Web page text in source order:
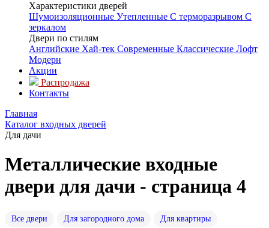
Характеристики дверей
Шумоизоляционные Утепленные С терморазрывом С
зеркалом
Двери по стилям
Английские Хай-тек Современные Классические Лофт
Модерн
Акции
Распродажа
Контакты
Главная
Каталог входных дверей
Для дачи
Металлические входные
двери для дачи - страница 4
Все двери Для загородного дома Для квартиры